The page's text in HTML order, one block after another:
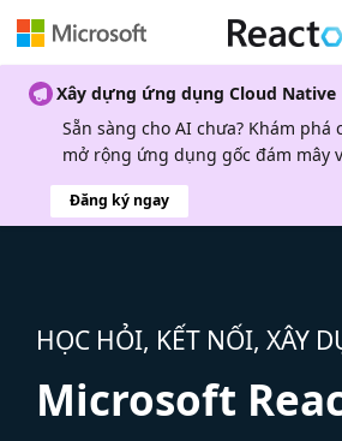
Xây dựng ứng dụng Cloud Native
Sẵn sàng cho AI chưa? Khám phá
mở rộng ứng dụng gốc đám mây
Đăng ký ngay
HỌC HỎI, KẾT NỐI, XÂY
Microsoft